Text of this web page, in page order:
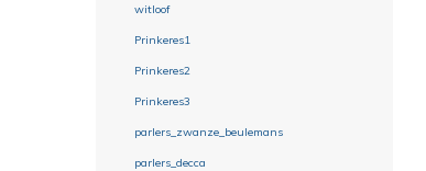
witloof
Prinkeres1
Prinkeres2
Prinkeres3
parlers_zwanze_beulemans
parlers_decca